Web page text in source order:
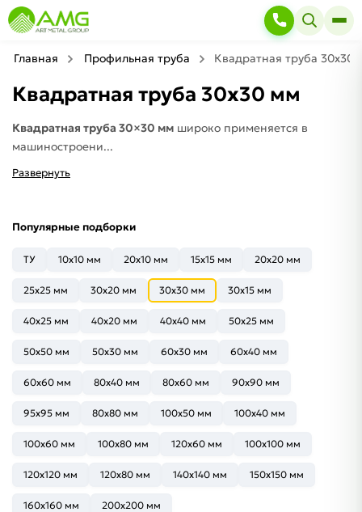
Главная Профильная труба Квадратная труба 30х30
Квадратная труба 30х30 мм
Квадратная труба 30×30 мм широко применяется в
машиностроени...
Развернуть
Популярные подборки
ТУ 10x10 мм 20х10 мм 15x15 мм 20х20 мм
25х25 мм 30х20 мм 30x30 мм 30x15 мм
40x25 мм 40x20 мм 40x40 мм 50x25 мм
50x50 мм 50x30 мм 60x30 мм 60x40 мм
60x60 мм 80x40 мм 80x60 мм 90x90 мм
95x95 мм 80x80 мм 100x50 мм 100x40 мм
100x60 мм 100x80 мм 120x60 мм 100x100 мм
120x120 мм 120x80 мм 140x140 мм 150x150 мм
160x160 мм 200x200 мм